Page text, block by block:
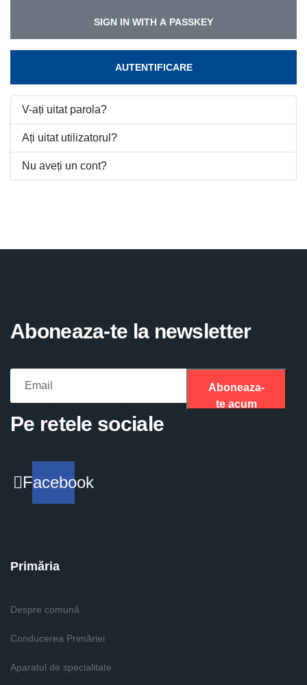
SIGN IN WITH A PASSKEY
AUTENTIFICARE
V-ați uitat parola?
Ați uitat utilizatorul?
Nu aveți un cont?
Aboneaza-te la newsletter
Aboneaza-
te acum
Pe retele sociale
Facebook
Primăria
Despre comună
Conducerea Primăriei
Aparatul de specialitate